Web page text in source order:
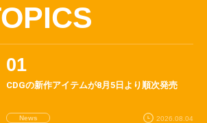
CDGの新作アイテムが8月5日より順次発売
News 2026.08.04